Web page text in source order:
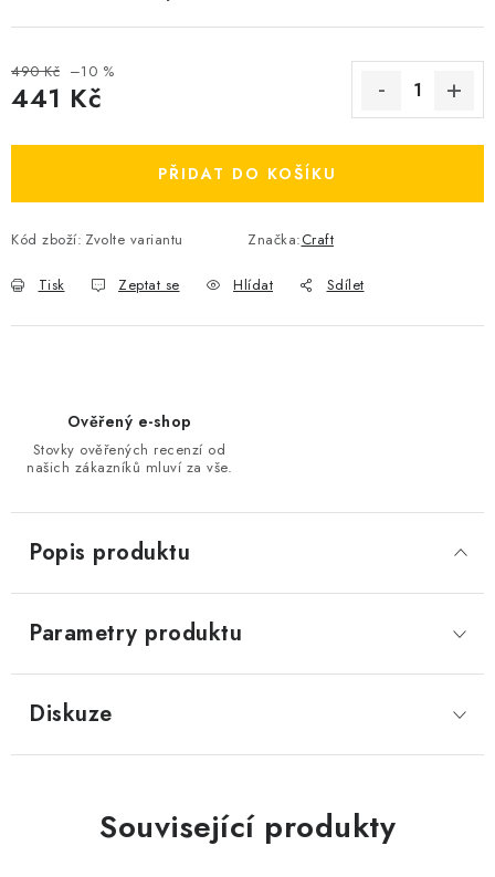
OBLÍBENÉ DROBNOSTI
Jak vyměnit nebo vrátit zboží
Jak reklamovat
Ochrana osobních údajů
Zásady používání souborů cookies
Kontakt
490 Kč –10 %
441 Kč
PŘIDAT DO KOŠÍKU
Kód zboží: Zvolte variantu Značka:Craft
Tisk Zeptat se Hlídat Sdílet
Ověřený e-shop
Stovky ověřených recenzí od
našich zákazníků mluví za vše.
Popis produktu
Parametry produktu
Diskuze
Související produkty